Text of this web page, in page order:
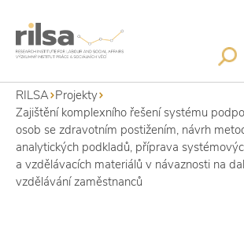
RILSA Projekty
Zajištění komplexního řešení systému
osob se zdravotním postižením, návrh
analytických podkladů, příprava
a vzdělávacích materiálů v návaznosti na
vzdělávání zaměstnanců